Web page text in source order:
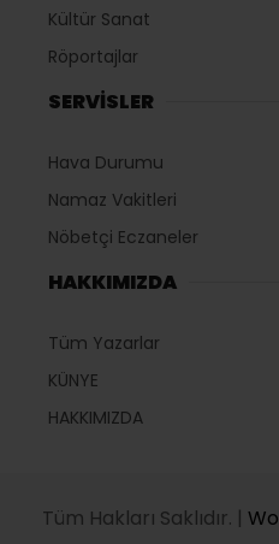
Kültür Sanat
Röportajlar
SERVİSLER
Hava Durumu
Namaz Vakitleri
Nöbetçi Eczaneler
HAKKIMIZDA
Tüm Yazarlar
KÜNYE
HAKKIMIZDA
Tüm Hakları Saklıdır. |